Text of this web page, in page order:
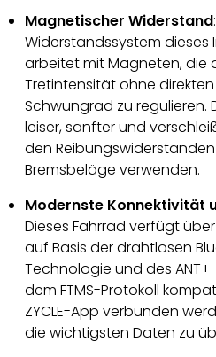
Magnetischer Widerstand
Widerstandssystem dieses
arbeitet mit Magneten, die
Tretintensität ohne
Schwungrad zu regulieren.
leiser, sanfter und
den
Bremsbeläge verwenden.
Modernste Konnektivität
Dieses Fahrrad verfügt
auf Basis der drahtlosen
Technologie und des
dem FTMS-Protokoll
ZYCLE-App verbunden
die wichtigsten Daten zu